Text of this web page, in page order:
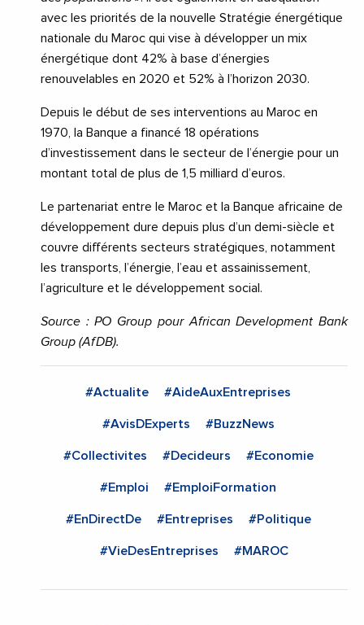
avec les priorités de la nouvelle Stratégie énergétique
nationale du Maroc qui vise à développer un mix
énergétique dont 42% à base d’énergies
renouvelables en 2020 et 52% à l’horizon 2030.
Depuis le début de ses interventions au Maroc en
1970, la Banque a financé 18 opérations
d’investissement dans le secteur de l’énergie pour un
montant total de plus de 1,5 milliard d’euros.
Le partenariat entre le Maroc et la Banque africaine de
développement dure depuis plus d’un demi-siècle et
couvre différents secteurs stratégiques, notamment
les transports, l’énergie, l’eau et assainissement,
l’agriculture et le développement social.
Source : PO Group pour African Development Bank
Group (AfDB).
#Actualite #AideAuxEntreprises
#AvisDExperts #BuzzNews
#Collectivites #Decideurs #Economie
#Emploi #EmploiFormation
#EnDirectDe #Entreprises #Politique
#VieDesEntreprises #MAROC